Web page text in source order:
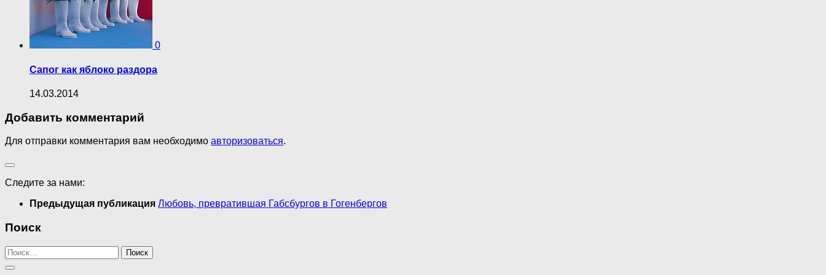
0
Сапог как яблоко раздора
14.03.2014
Добавить комментарий
Для отправки комментария вам необходимо авторизоваться.
Следите за нами:
Предыдущая публикация Любовь, превратившая Габсбургов в Гогенбергов
Поиск
Найти: